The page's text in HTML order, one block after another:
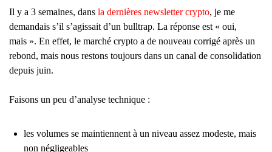
Il y a 3 semaines, dans la dernières newsletter crypto, je me
demandais s’il s’agissait d’un bulltrap. La réponse est « oui,
mais ». En effet, le marché crypto a de nouveau corrigé après un
rebond, mais nous restons toujours dans un canal de consolidation
depuis juin.
Faisons un peu d’analyse technique :
les volumes se maintiennent à un niveau assez modeste, mais
non négligeables